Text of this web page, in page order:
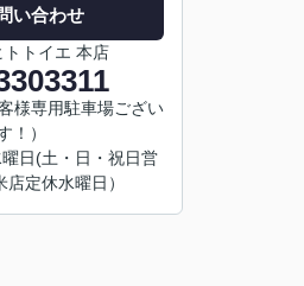
い合わせ
トイエ 本店
様専用駐車場ござい
！）
曜日(土・日・祝日営
定休水曜日）